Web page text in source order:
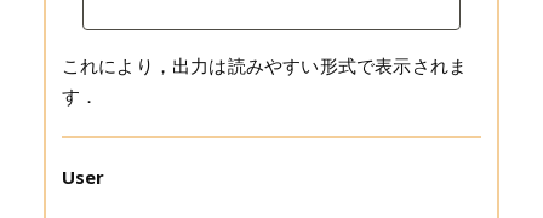
これにより，出力は読みやすい形式で表示されま
す．
User